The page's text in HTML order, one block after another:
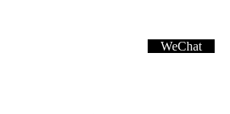
WeChat